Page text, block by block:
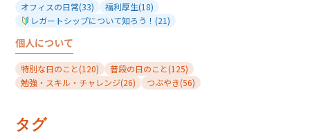
オフィスの日常(33) 福利厚生(18)
レガートシップについて知ろう！ (21)
個人について
特別な日のこと(120) 普段の日のこと(125)
勉強・スキル・チャレンジ(26) つぶやき(56)
タグ